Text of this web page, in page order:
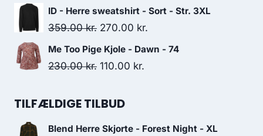
price
was:
price
ID - Herre sweatshirt - Sort - Str. 3XL
359.00kr. Original
price
was:
270.00 kr.
price
Me Too Pige Kjole - Dawn - 74
230.00kr. Original
was:
110.00 kr.
TILFÆLDIGE TILBUD
Blend Herre Skjorte - Forest Night - XL